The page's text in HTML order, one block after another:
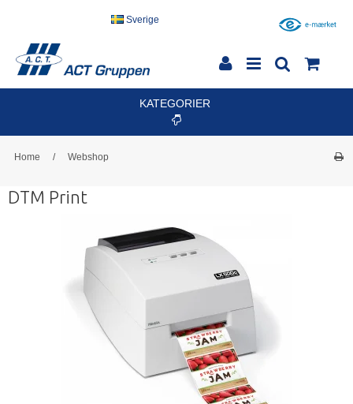
Sverige
KATEGORIER
Home / Webshop
DTM Print